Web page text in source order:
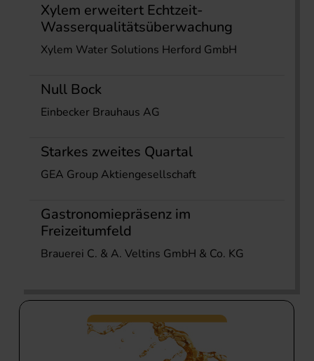
Xylem erweitert Echtzeit-
Wasserqualitätsüberwachung
Xylem Water Solutions Herford GmbH
Null Bock
Einbecker Brauhaus AG
Starkes zweites Quartal
GEA Group Aktiengesellschaft
Gastronomiepräsenz im
Freizeitumfeld
Brauerei C. & A. Veltins GmbH & Co. KG